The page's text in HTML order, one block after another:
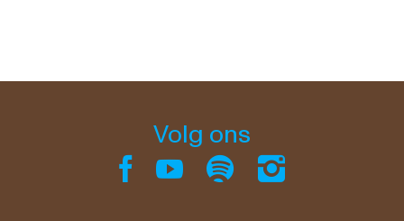
Volg ons